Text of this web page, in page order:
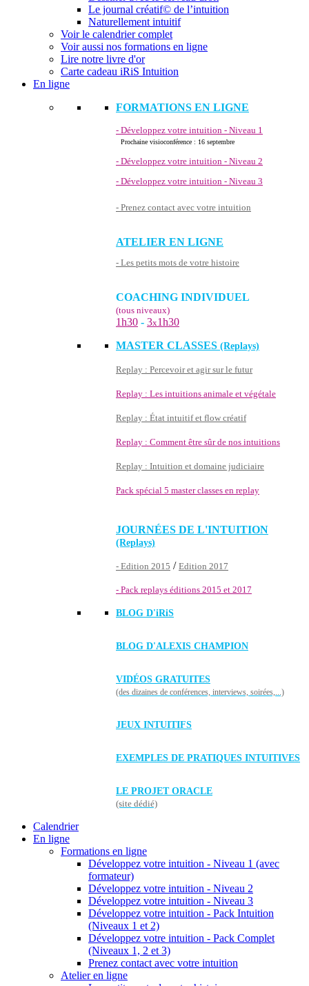
Le journal créatif© de l’intuition
Naturellement intuitif
Voir le calendrier complet
Voir aussi nos formations en ligne
Lire notre livre d'or
Carte cadeau iRiS Intuition
En ligne
FORMATIONS EN LIGNE
- Développez votre intuition - Niveau 1
Prochaine visioconférence : 16 septembre
- Développez votre intuition - Niveau 2
- Développez votre intuition - Niveau 3
- Prenez contact avec votre intuition
ATELIER EN LIGNE
- Les petits mots de votre histoire
COACHING INDIVIDUEL
(tous niveaux)
1h30 - 3x1h30
MASTER CLASSES (Replays)
Replay : Percevoir et agir sur le futur
Replay : Les intuitions animale et végétale
Replay : État intuitif et flow créatif
Replay : Comment être sûr de nos intuitions
Replay : Intuition et domaine judiciaire
Pack spécial 5 master classes en replay
JOURNÉES DE L'INTUITION
(Replays)
- Edition 2015 / Edition 2017
- Pack replays éditions 2015 et 2017
BLOG D'iRiS
BLOG D'ALEXIS CHAMPION
VIDÉOS GRATUITES
(des dizaines de conférences, interviews, soirées,...)
JEUX INTUITIFS
EXEMPLES DE PRATIQUES INTUITIVES
LE PROJET ORACLE
(site dédié)
Calendrier
En ligne
Formations en ligne
Développez votre intuition - Niveau 1 (avec
formateur)
Développez votre intuition - Niveau 2
Développez votre intuition - Niveau 3
Développez votre intuition - Pack Intuition
(Niveaux 1 et 2)
Développez votre intuition - Pack Complet
(Niveaux 1, 2 et 3)
Prenez contact avec votre intuition
Atelier en ligne